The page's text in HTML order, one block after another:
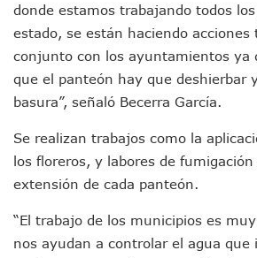
Bruno Blancas Convoca A
CUCosta E IMSS Nayarit
Videos De Presunto Convoy
Playa Las Cocinas: Retiran
Dr. Álvarez Zayas Dirige
“El Mayo” Zambada Es
Orgullo Vallartense: Zhoemí
Vecinos De Vallarta 500
Pelea De Extranjera
Llegan Camiones “oruga” A
donde estamos trabajando todos
estado, se están haciendo acciones
conjunto con los ayuntamientos ya
que el panteón hay que deshierbar
basura”, señaló Becerra García.
Se realizan trabajos como la
los floreros, y labores de
extensión de cada panteón.
“El trabajo de los municipios es
nos ayudan a controlar el agua que